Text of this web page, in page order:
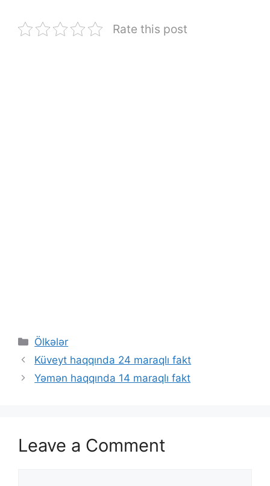
Rate this post
Categories
Ölkələr
Küveyt haqqında 24 maraqlı fakt
Yəmən haqqında 14 maraqlı fakt
Leave a Comment